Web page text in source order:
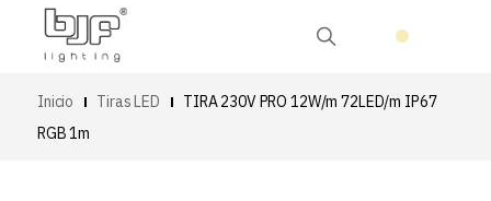
Inicio Tiras LED
TIRA 230V PRO 12W/m 72LED/m IP67
RGB 1m